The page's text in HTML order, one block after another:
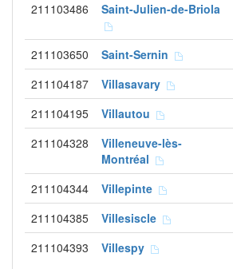
211103486 Saint-Julien-de-Briola
211103650 Saint-Sernin
211104187 Villasavary
211104195 Villautou
211104328
Villeneuve-lès-
Montréal
211104344 Villepinte
211104385 Villesiscle
211104393 Villespy